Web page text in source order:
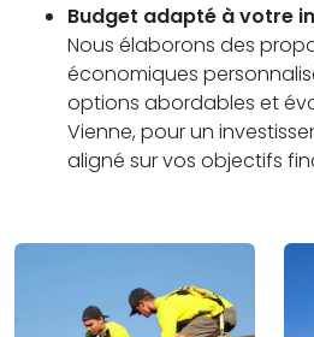
Budget adapté à votre
Nous élaborons des
économiques
options abordables et
Vienne, pour un
aligné sur vos objectifs